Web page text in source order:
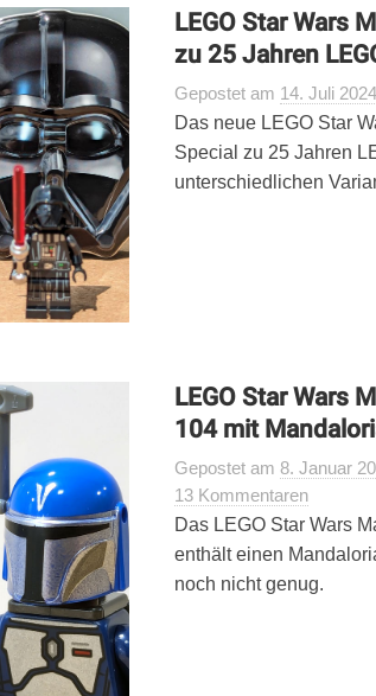
LEGO Star Wars
zu 25 Jahren
Gepostetam 14. Juli 2024
Das neue LEGO Star
Special zu 25 Jahren
unterschiedlichen
LEGO Star Wars
104 mit
Gepostetam 8. Januar
13 Kommentaren
Das LEGO Star Wars
enthält einen
noch nicht genug.